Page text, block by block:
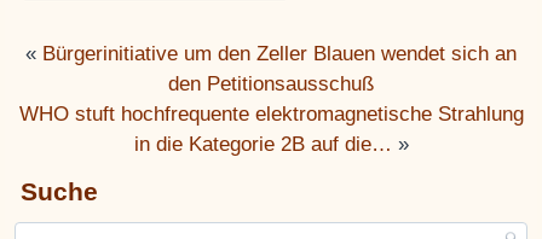
« Bürgerinitiative um den Zeller Blauen wendet sich an
den Petitionsausschuß
WHO stuft hochfrequente elektromagnetische Strahlung
in die Kategorie 2B auf die… »
Suche